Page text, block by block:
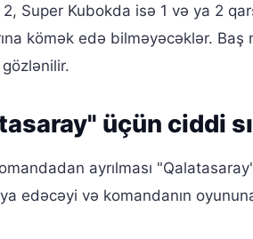
Super Kubokda isə 1 və ya 2
kömək edə bilməyəcəklər.
üçün ciddi
ayrılması
edəcəyi və komandanın